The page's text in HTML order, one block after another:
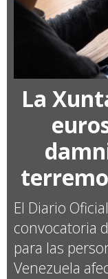
La
El Diario
convocatoria
para las
Venezuela